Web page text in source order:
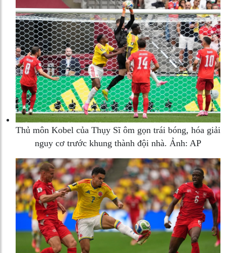
Thủ môn Kobel của Thụy Sĩ ôm gọn trái bóng, hóa giải
nguy cơ trước khung thành đội nhà. Ảnh: AP